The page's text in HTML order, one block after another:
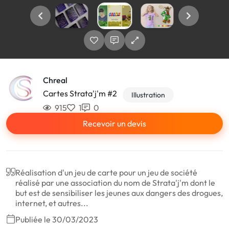
Chreal
Cartes Strata'j'm #2
Illustration
915 1
0
Recevoir un devis
Réalisation d'un jeu de carte pour un jeu de société
réalisé par une association du nom de Strata'j'm dont le
but est de sensibiliser les jeunes aux dangers des drogues,
internet, et autres...
Publiée le 30/03/2023